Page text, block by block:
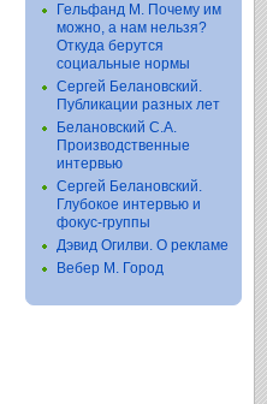
Гельфанд М. Почему им
можно, а нам нельзя?
Откуда берутся
социальные нормы
Сергей Белановский.
Публикации разных лет
Белановский С.А.
Производственные
интервью
Сергей Белановский.
Глубокое интервью и
фокус-группы
Дэвид Огилви. О рекламе
Вебер М. Город